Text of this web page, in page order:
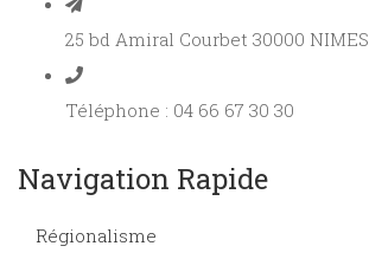
25 bd Amiral Courbet 30000 NIMES
Téléphone : 04 66 67 30 30
Navigation Rapide
Régionalisme